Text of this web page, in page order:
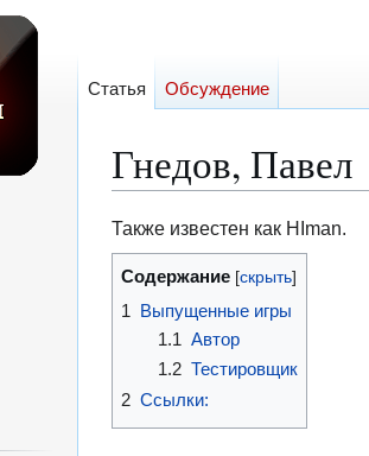
Гнедов, Павел
Перейти
к
навигации
Перейти
к
поиску
Также известен как HIman.
Содержание
1 Выпущенные игры
1.1 Автор
1.2 Тестировщик
2 Ссылки:
Статья Обсуждение